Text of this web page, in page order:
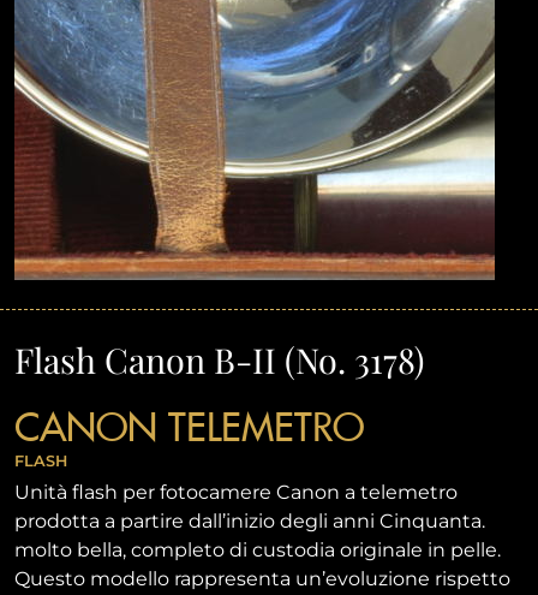
Flash Canon B-II (No. 3178)
CANON TELEMETRO
FLASH
Unità flash per fotocamere Canon a telemetro
prodotta a partire dall’inizio degli anni Cinquanta.
molto bella, completo di custodia originale in pelle.
Questo modello rappresenta un’evoluzione rispetto